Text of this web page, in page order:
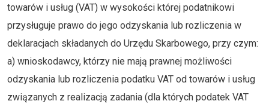
towarów i usług (VAT) w wysokości której podatnikowi
przysługuje prawo do jego odzyskania lub rozliczenia w
deklaracjach składanych do Urzędu Skarbowego, przy czym:
a) wnioskodawcy, którzy nie mają prawnej możliwości
odzyskania lub rozliczenia podatku VAT od towarów i usług
związanych z realizacją zadania (dla których podatek VAT